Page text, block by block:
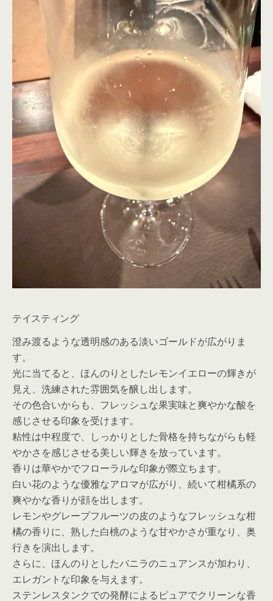
テイスティング
澄み渡るような透明感のある淡いゴールドが広がりま
す。
光に当てると、ほんのりとしたレモンイエローの輝きが
見え、洗練された雰囲気を醸し出します。
その色合いからも、フレッシュな果実味と爽やかな酸を
感じさせる印象を受けます。
粘性は中程度で、しっかりとした骨格を持ちながらも軽
やかさを感じさせる美しい輝きを放っています。
香りは華やかでフローラルな印象が際立ちます。
白い花のような優雅なアロマが広がり、続いて柑橘系の
爽やかな香りが顔を出します。
レモンやグレープフルーツの皮のようなフレッシュな柑
橘の香りに、熟した白桃のような甘やかさが重なり、奥
行きを演出します。
さらに、ほんのりとしたバニラのニュアンスが加わり、
エレガントな印象を与えます。
ステンレスタンクでの発酵によるピュアでクリーンな香